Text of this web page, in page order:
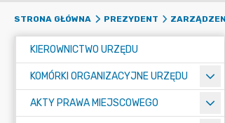
STRONA GŁÓWNA PREZYDENT
KIEROWNICTWO URZĘDU
KOMÓRKI ORGANIZACYJNE URZĘDU
AKTY PRAWA MIEJSCOWEGO